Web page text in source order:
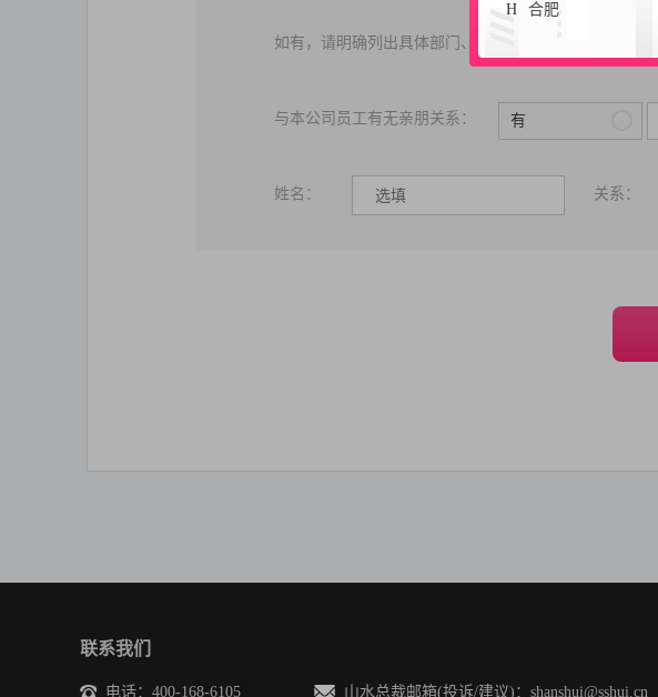
如有，请明确列出具体部门、具体岗位、工作时间：
与本公司员工有无亲朋关系： 有
姓名： 关系：
联系我们
电话：400-168-6105 山水总裁邮箱(投诉/建议)：shanshui@sshui.cn
H 合肥